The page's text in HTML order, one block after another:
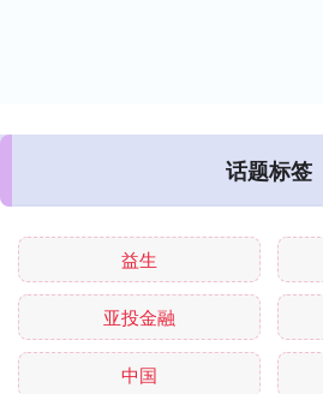
话题标签
益生
亚投金融
中国